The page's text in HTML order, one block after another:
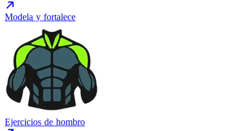
Modela y fortalece
Ejercicios de hombro